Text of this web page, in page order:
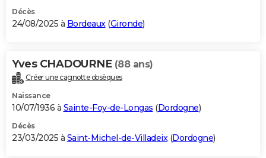
Décès
24/08/2025 à Bordeaux(Gironde)
Yves CHADOURNE (88 ans)
Créer une cagnotte obsèques
Naissance
10/07/1936 à Sainte-Foy-de-Longas (Dordogne)
Décès
23/03/2025 à Saint-Michel-de-Villadeix(Dordogne)